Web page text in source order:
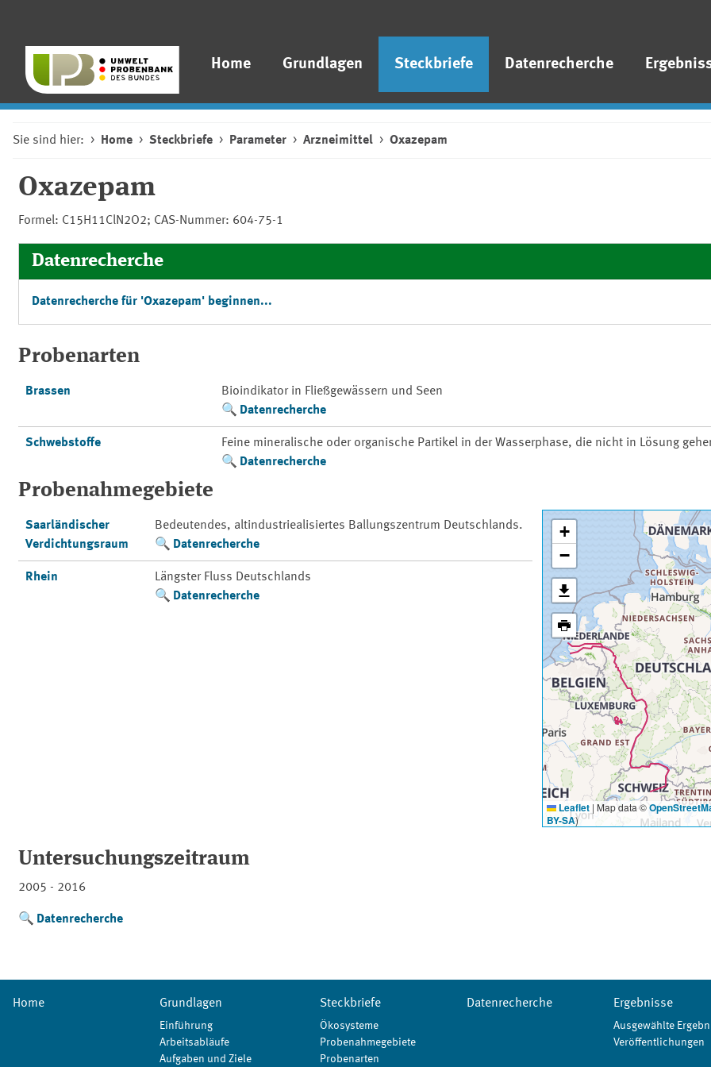
Home Grundlagen Steckbriefe Datenrecherche
Sie sind hier: Home Steckbriefe Parameter Arzneimittel Oxazepam
Oxazepam
Formel: C15H11ClN2O2; CAS-Nummer: 604-75-1
Datenrecherche
Datenrecherche für 'Oxazepam' beginnen...
Probenarten
Brassen
Bioindikator in Fließgewässern und Seen
Datenrecherche
Schwebstoffe
Feine mineralische oder organische Partikel in der Wasserphase, die nicht in Lösung
Datenrecherche
Probenahmegebiete
Saarländischer
Verdichtungsraum
Bedeutendes, altindustriealisiertes Ballungszentrum Deutschlands.
Datenrecherche
Rhein
Längster Fluss Deutschlands
Datenrecherche
+
−
Leaflet | Map data ©
BY-SA)
Untersuchungszeitraum
2005 - 2016
Datenrecherche
Home Grundlagen
Einführung
Arbeitsabläufe
Aufgaben und Ziele
Steckbriefe
Ökosysteme
Probenahmegebiete
Probenarten
Datenrecherche Ergebnisse
Ausgewählte
Veröffentlichungen